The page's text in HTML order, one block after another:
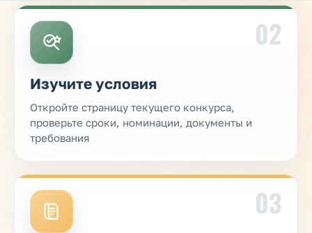
02
Изучите условия
Откройте страницу текущего конкурса,
проверьте сроки, номинации, документы и
требования
03